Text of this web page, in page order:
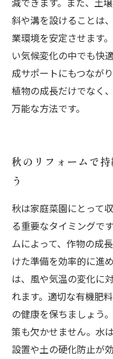
斜や溝を設けることは
業環境を安定させます
い気候変化の中でも快
成サポートにもつなが
植物の成長だけでなく
万能な方法です。
秋のリフォームで
う
秋は家庭菜園にとって
る重要なタイミングで
ムによって、作物の成
けた準備を効率的に進
は、風や気温の変化に
れます。適切な有機肥
の健康を保ちましょう
策も欠かせません。水
設置や土の硬化防止が